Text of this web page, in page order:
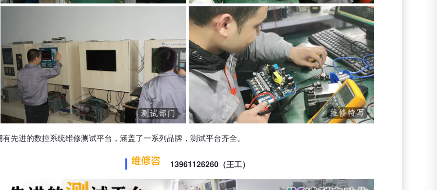
有先进的数控系统维修测试平台，涵盖了一系列品牌，测试平台齐全。
13961126260（王工）